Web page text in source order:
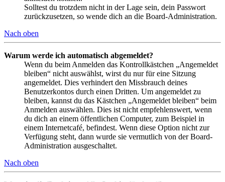
Solltest du trotzdem nicht in der Lage sein, dein Passwort
zurückzusetzen, so wende dich an die Board-Administration.
Nach oben
Warum werde ich automatisch abgemeldet?
Wenn du beim Anmelden das Kontrollkästchen „Angemeldet
bleiben“ nicht auswählst, wirst du nur für eine Sitzung
angemeldet. Dies verhindert den Missbrauch deines
Benutzerkontos durch einen Dritten. Um angemeldet zu
bleiben, kannst du das Kästchen „Angemeldet bleiben“ beim
Anmelden auswählen. Dies ist nicht empfehlenswert, wenn
du dich an einem öffentlichen Computer, zum Beispiel in
einem Internetcafé, befindest. Wenn diese Option nicht zur
Verfügung steht, dann wurde sie vermutlich von der Board-
Administration ausgeschaltet.
Nach oben